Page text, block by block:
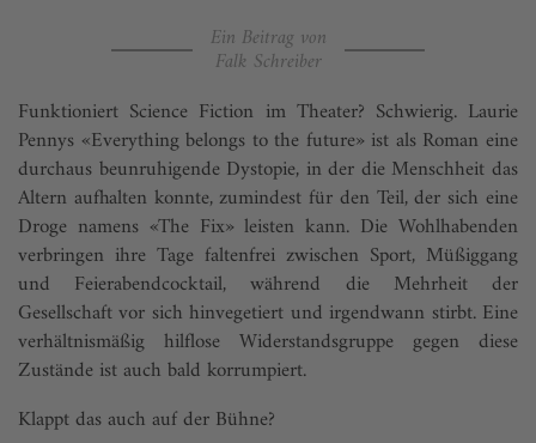
Ein Beitrag von
Falk Schreiber
Funktioniert Science Fiction im Theater? Schwierig. Laurie
Pennys «Everything belongs to the future» ist als Roman eine
durchaus beunruhigende Dystopie, in der die Menschheit das
Altern aufhalten konnte, zumindest für den Teil, der sich eine
Droge namens «The Fix» leisten kann. Die Wohlhabenden
verbringen ihre Tage faltenfrei zwischen Sport, Müßiggang
und Feierabendcocktail, während die Mehrheit der
Gesellschaft vor sich hinvegetiert und irgendwann stirbt. Eine
verhältnismäßig hilflose Widerstandsgruppe gegen diese
Zustände ist auch bald korrumpiert.
Klappt das auch auf der Bühne?